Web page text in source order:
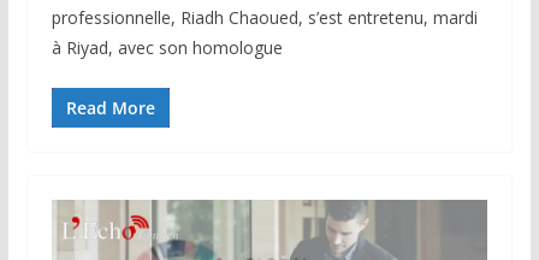
professionnelle, Riadh Chaoued, s’est entretenu, mardi
à Riyad, avec son homologue
Read More